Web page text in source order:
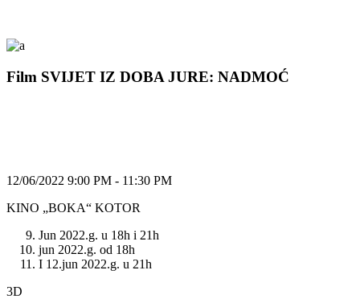
Film SVIJET IZ DOBA JURE: NADMOĆ
12/06/2022 9:00 PM - 11:30 PM
KINO „BOKA“ KOTOR
Jun 2022.g. u 18h i 21h
jun 2022.g. od 18h
I 12.jun 2022.g. u 21h
3D